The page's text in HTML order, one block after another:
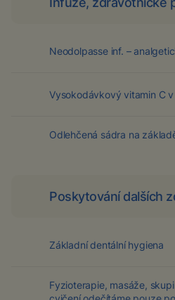
Neodolpasse inf. –
Vysokodávkový vitamin C
Odlehčená sádra na
Poskytování dalších
Základní dentální hygiena
Fyzioterapie, masáže,